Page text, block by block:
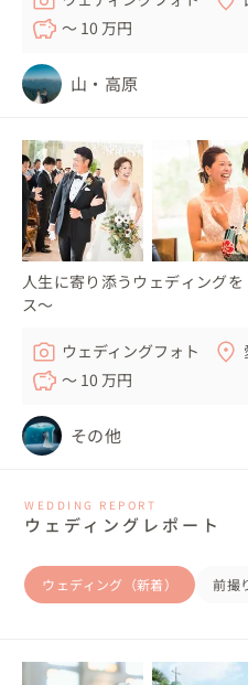
〜 10 万円
山・高原
人生に寄り添うウェディング
ス〜
ウェディングフォト
〜 10 万円
その他
WEDDING REPORT
ウェディングレポート
ウェディング（新着） 前撮